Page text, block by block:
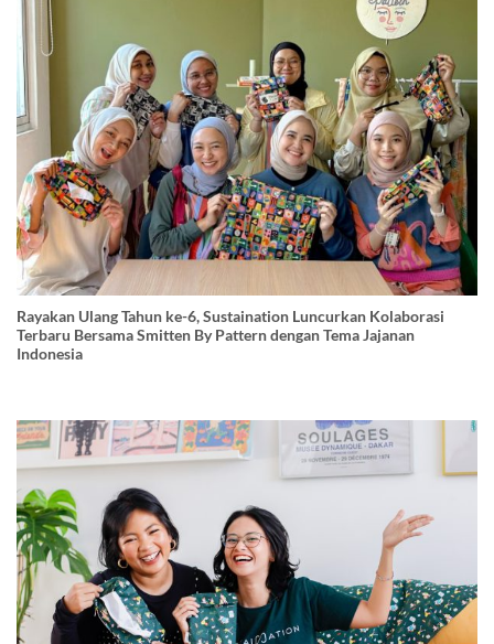
Rayakan Ulang Tahun ke-6, Sustaination Luncurkan Kolaborasi
Terbaru Bersama Smitten By Pattern dengan Tema Jajanan
Indonesia